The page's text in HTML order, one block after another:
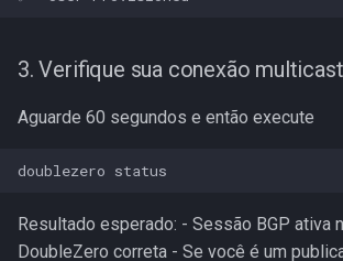
3. Verifique sua conexão
Aguarde 60 segundos e então execute
Resultado esperado: - Sessão BGP ativa
DoubleZero correta - Se você é um